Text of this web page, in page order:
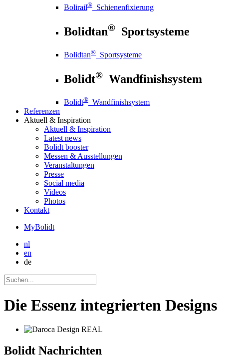
Bolirail® Schienenfixierung
Bolidtan® Sportsysteme
Bolidtan® Sportsysteme
Bolidt® Wandfinishsystem
Bolidt® Wandfinishsystem
Referenzen
Aktuell & Inspiration
Aktuell & Inspiration
Latest news
Bolidt booster
Messen & Ausstellungen
Veranstaltungen
Presse
Social media
Videos
Photos
Kontakt
MyBolidt
nl
en
de
Die Essenz integrierten Designs
Bolidt Nachrichten